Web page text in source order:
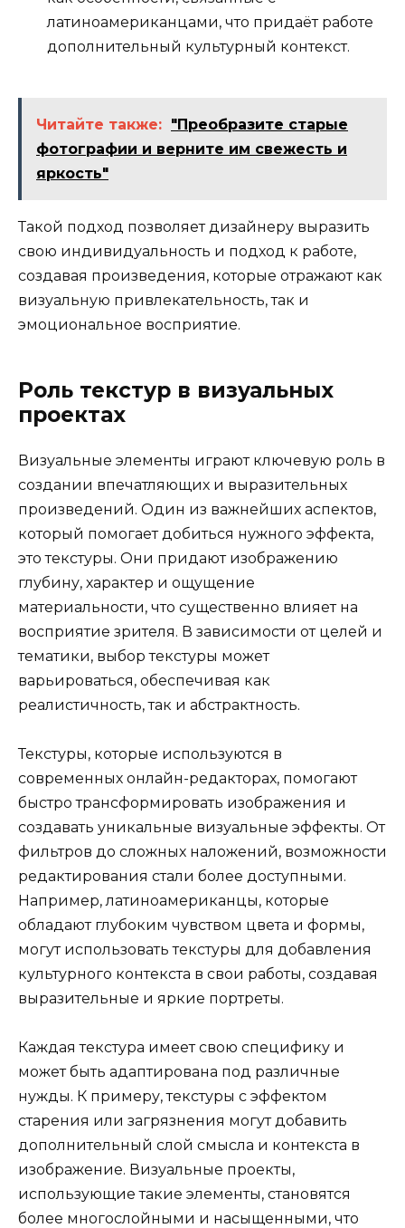
латиноамериканцами, что придаёт работе
дополнительный культурный контекст.
Читайте также: "Преобразите старые
фотографии и верните им свежесть и
яркость"
Такой подход позволяет дизайнеру выразить
свою индивидуальность и подход к работе,
создавая произведения, которые отражают как
визуальную привлекательность, так и
эмоциональное восприятие.
Роль текстур в визуальных
проектах
Визуальные элементы играют ключевую роль в
создании впечатляющих и выразительных
произведений. Один из важнейших аспектов,
который помогает добиться нужного эффекта,
это текстуры. Они придают изображению
глубину, характер и ощущение
материальности, что существенно влияет на
восприятие зрителя. В зависимости от целей и
тематики, выбор текстуры может
варьироваться, обеспечивая как
реалистичность, так и абстрактность.
Текстуры, которые используются в
современных онлайн-редакторах, помогают
быстро трансформировать изображения и
создавать уникальные визуальные эффекты. От
фильтров до сложных наложений, возможности
редактирования стали более доступными.
Например, латиноамериканцы, которые
обладают глубоким чувством цвета и формы,
могут использовать текстуры для добавления
культурного контекста в свои работы, создавая
выразительные и яркие портреты.
Каждая текстура имеет свою специфику и
может быть адаптирована под различные
нужды. К примеру, текстуры с эффектом
старения или загрязнения могут добавить
дополнительный слой смысла и контекста в
изображение. Визуальные проекты,
использующие такие элементы, становятся
более многослойными и насыщенными, что